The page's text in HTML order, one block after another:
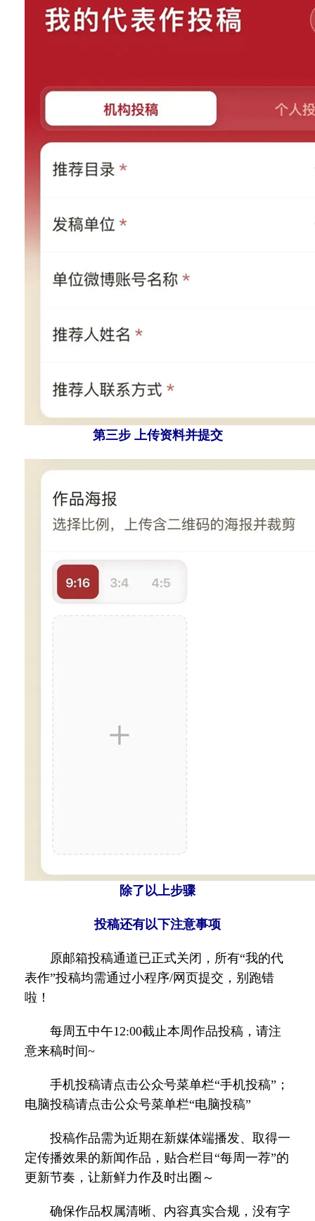
第三步 上传资料并提交
除了以上步骤
投稿还有以下注意事项
原邮箱投稿通道已正式关闭，所有“我的代
表作”投稿均需通过小程序/网页提交，别跑错
啦！
每周五中午12:00截止本周作品投稿，请注
意来稿时间~
手机投稿请点击公众号菜单栏“手机投稿”；
电脑投稿请点击公众号菜单栏“电脑投稿”
投稿作品需为近期在新媒体端播发、取得一
定传播效果的新闻作品，贴合栏目“每周一荐”的
更新节奏，让新鲜力作及时出圈～
确保作品权属清晰、内容真实合规，没有字